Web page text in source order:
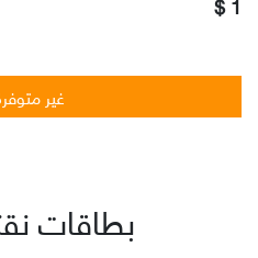
غير متوفرة
بطاقات